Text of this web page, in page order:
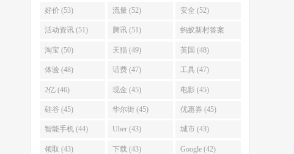
好价 (53) 流量 (52) 安全 (52)
活动资讯 (51) 腾讯 (51) 蚂蚁新村答案
(51)
淘宝 (50) 天猫 (49) 英国 (48)
体验 (48) 话费 (47) 工具 (47)
2亿 (46) 现金 (45) 电影 (45)
硅谷 (45) 华尔街 (45) 优惠券 (45)
智能手机 (44) Uber (43) 城市 (43)
领取 (43) 下载 (43) Google (42)